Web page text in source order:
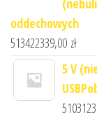
oddechowych
513422339,00 zł
5 V